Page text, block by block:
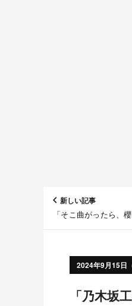
新しい記事
「そこ曲がったら、
2024年9月15日
「乃木坂工事中」#480：B級肩書きのオンパレード！秘蔵